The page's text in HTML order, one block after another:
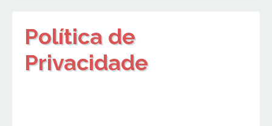
Política de
Privacidade